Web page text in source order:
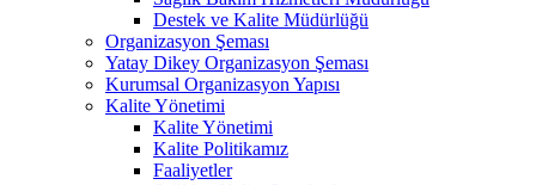
Destek ve Kalite Müdürlüğü
Organizasyon Şeması
Yatay Dikey Organizasyon Şeması
Kurumsal Organizasyon Yapısı
Kalite Yönetimi
Kalite Yönetimi
Kalite Politikamız
Faaliyetler